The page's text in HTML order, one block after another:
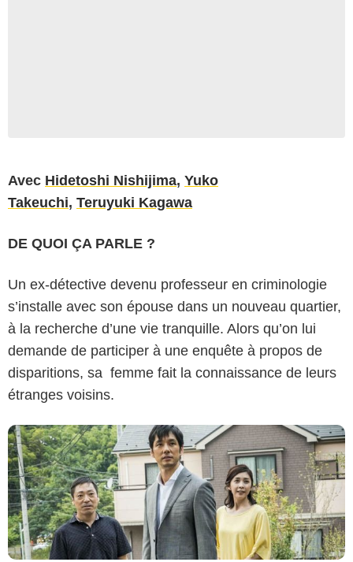
Avec Hidetoshi Nishijima, Yuko
Takeuchi, Teruyuki Kagawa
DE QUOI ÇA PARLE ?
Un ex-détective devenu professeur en criminologie
s’installe avec son épouse dans un nouveau quartier,
à la recherche d’une vie tranquille. Alors qu’on lui
demande de participer à une enquête à propos de
disparitions, sa femme fait la connaissance de leurs
étranges voisins.